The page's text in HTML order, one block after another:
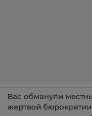
Вас обманули
жертвой бюрократии